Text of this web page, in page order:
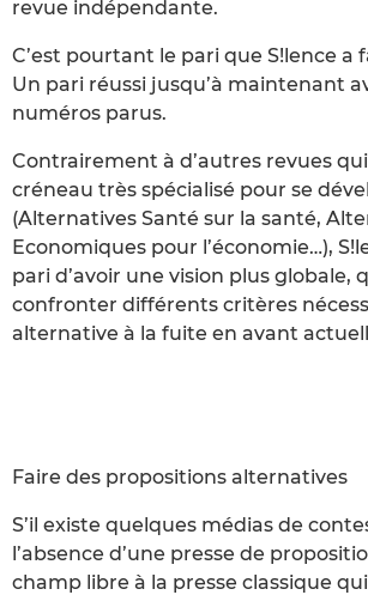
revue indépendante.
C’est pourtant le pari que S!lence a
Un pari réussi jusqu’à maintenant
numéros parus.
Contrairement à d’autres revues
créneau très spécialisé pour se
(Alternatives Santé sur la santé,
Economiques pour l’économie…),
pari d’avoir une vision plus globale,
confronter différents critères
alternative à la fuite en avant
Faire des propositions alternatives
S’il existe quelques médias de
l’absence d’une presse de
champ libre à la presse classique